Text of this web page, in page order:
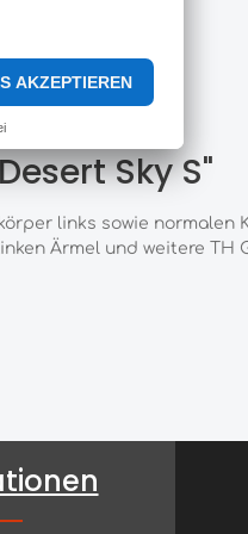
Sky S"
links sowie normalen
Ärmel und weitere TH